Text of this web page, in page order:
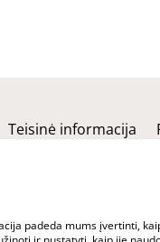
Teisinė informacija
padeda mums įvertinti,